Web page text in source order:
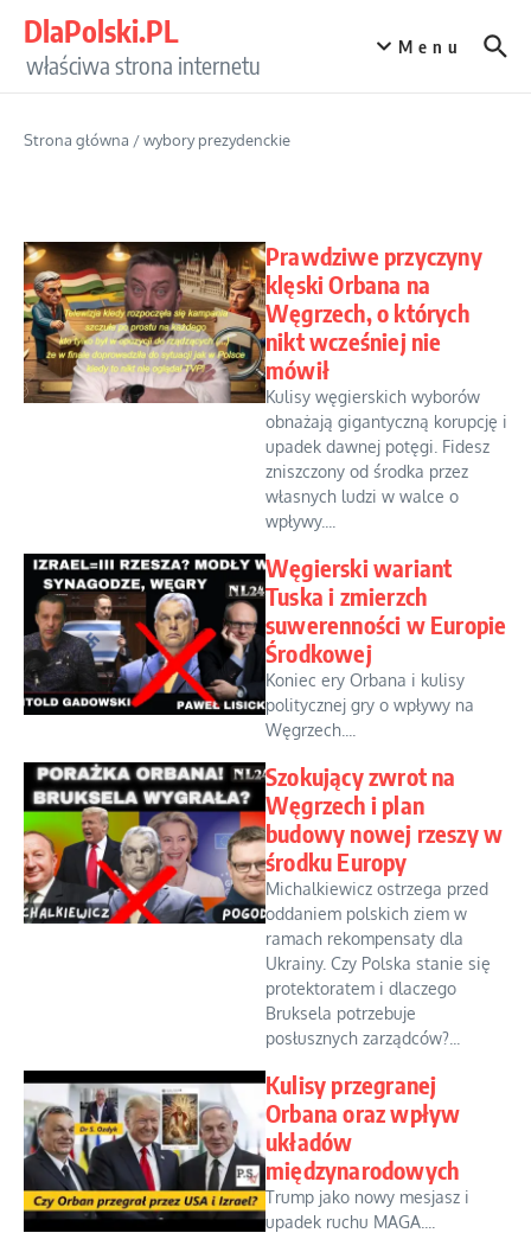
DlaPolski.PL
właściwa strona internetu
Menu
Strona główna /wybory prezydenckie
Prawdziwe przyczyny
klęski Orbana na
Węgrzech, o których
nikt wcześniej nie
mówił
Kulisy węgierskich wyborów
obnażają gigantyczną korupcję i
upadek dawnej potęgi. Fidesz
zniszczony od środka przez
własnych ludzi w walce o
wpływy....
Węgierski wariant
Tuska i zmierzch
suwerenności w Europie
Środkowej
Koniec ery Orbana i kulisy
politycznej gry o wpływy na
Węgrzech....
Szokujący zwrot na
Węgrzech i plan
budowy nowej rzeszy w
środku Europy
Michalkiewicz ostrzega przed
oddaniem polskich ziem w
ramach rekompensaty dla
Ukrainy. Czy Polska stanie się
protektoratem i dlaczego
Bruksela potrzebuje
posłusznych zarządców?...
Kulisy przegranej
Orbana oraz wpływ
układów
międzynarodowych
Trump jako nowy mesjasz i
upadek ruchu MAGA....